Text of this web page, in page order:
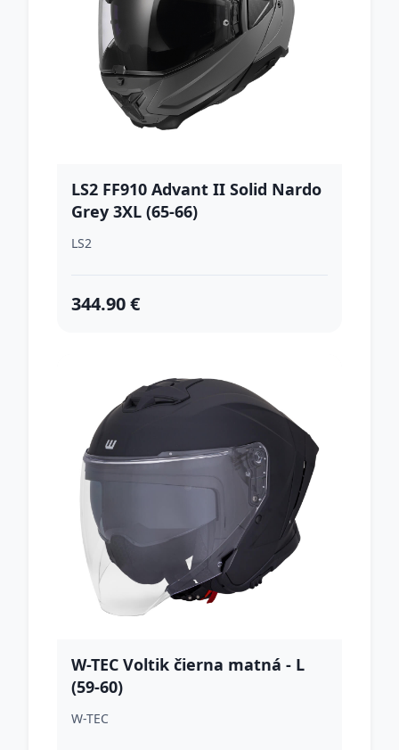
LS2 FF910 Advant II Solid Nardo
Grey 3XL (65-66)
LS2
344.90 €
W-TEC Voltik čierna matná - L
(59-60)
W-TEC